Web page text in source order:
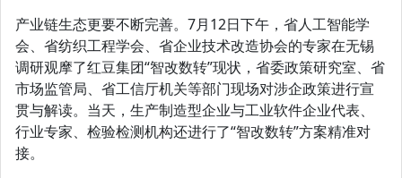
产业链生态更要不断完善。7月12日下午，省人工智能学
会、省纺织工程学会、省企业技术改造协会的专家在无锡
调研观摩了红豆集团“智改数转”现状，省委政策研究室、省
市场监管局、省工信厅机关等部门现场对涉企政策进行宣
贯与解读。当天，生产制造型企业与工业软件企业代表、
行业专家、检验检测机构还进行了“智改数转”方案精准对
接。